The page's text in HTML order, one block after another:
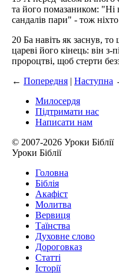
та його помазаником: "Ні
сандалів пари" - тож
20 Ба навіть як заснув,
цареві його кінець: він з-
пророцтві, щоб стерти
← Попередня | Наступна
Милосердя
Підтримати нас
Написати нам
© 2007-2026 Уроки Біблії
Уроки Біблії
Головна
Біблія
Акафіст
Молитва
Вервиця
Таїнства
Духовне слово
Дороговказ
Cтатті
Історії